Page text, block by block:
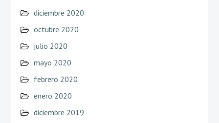
diciembre 2020
octubre 2020
julio 2020
mayo 2020
febrero 2020
enero 2020
diciembre 2019